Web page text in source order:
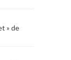
» de